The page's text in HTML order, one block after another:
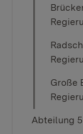
Große
Abteilung